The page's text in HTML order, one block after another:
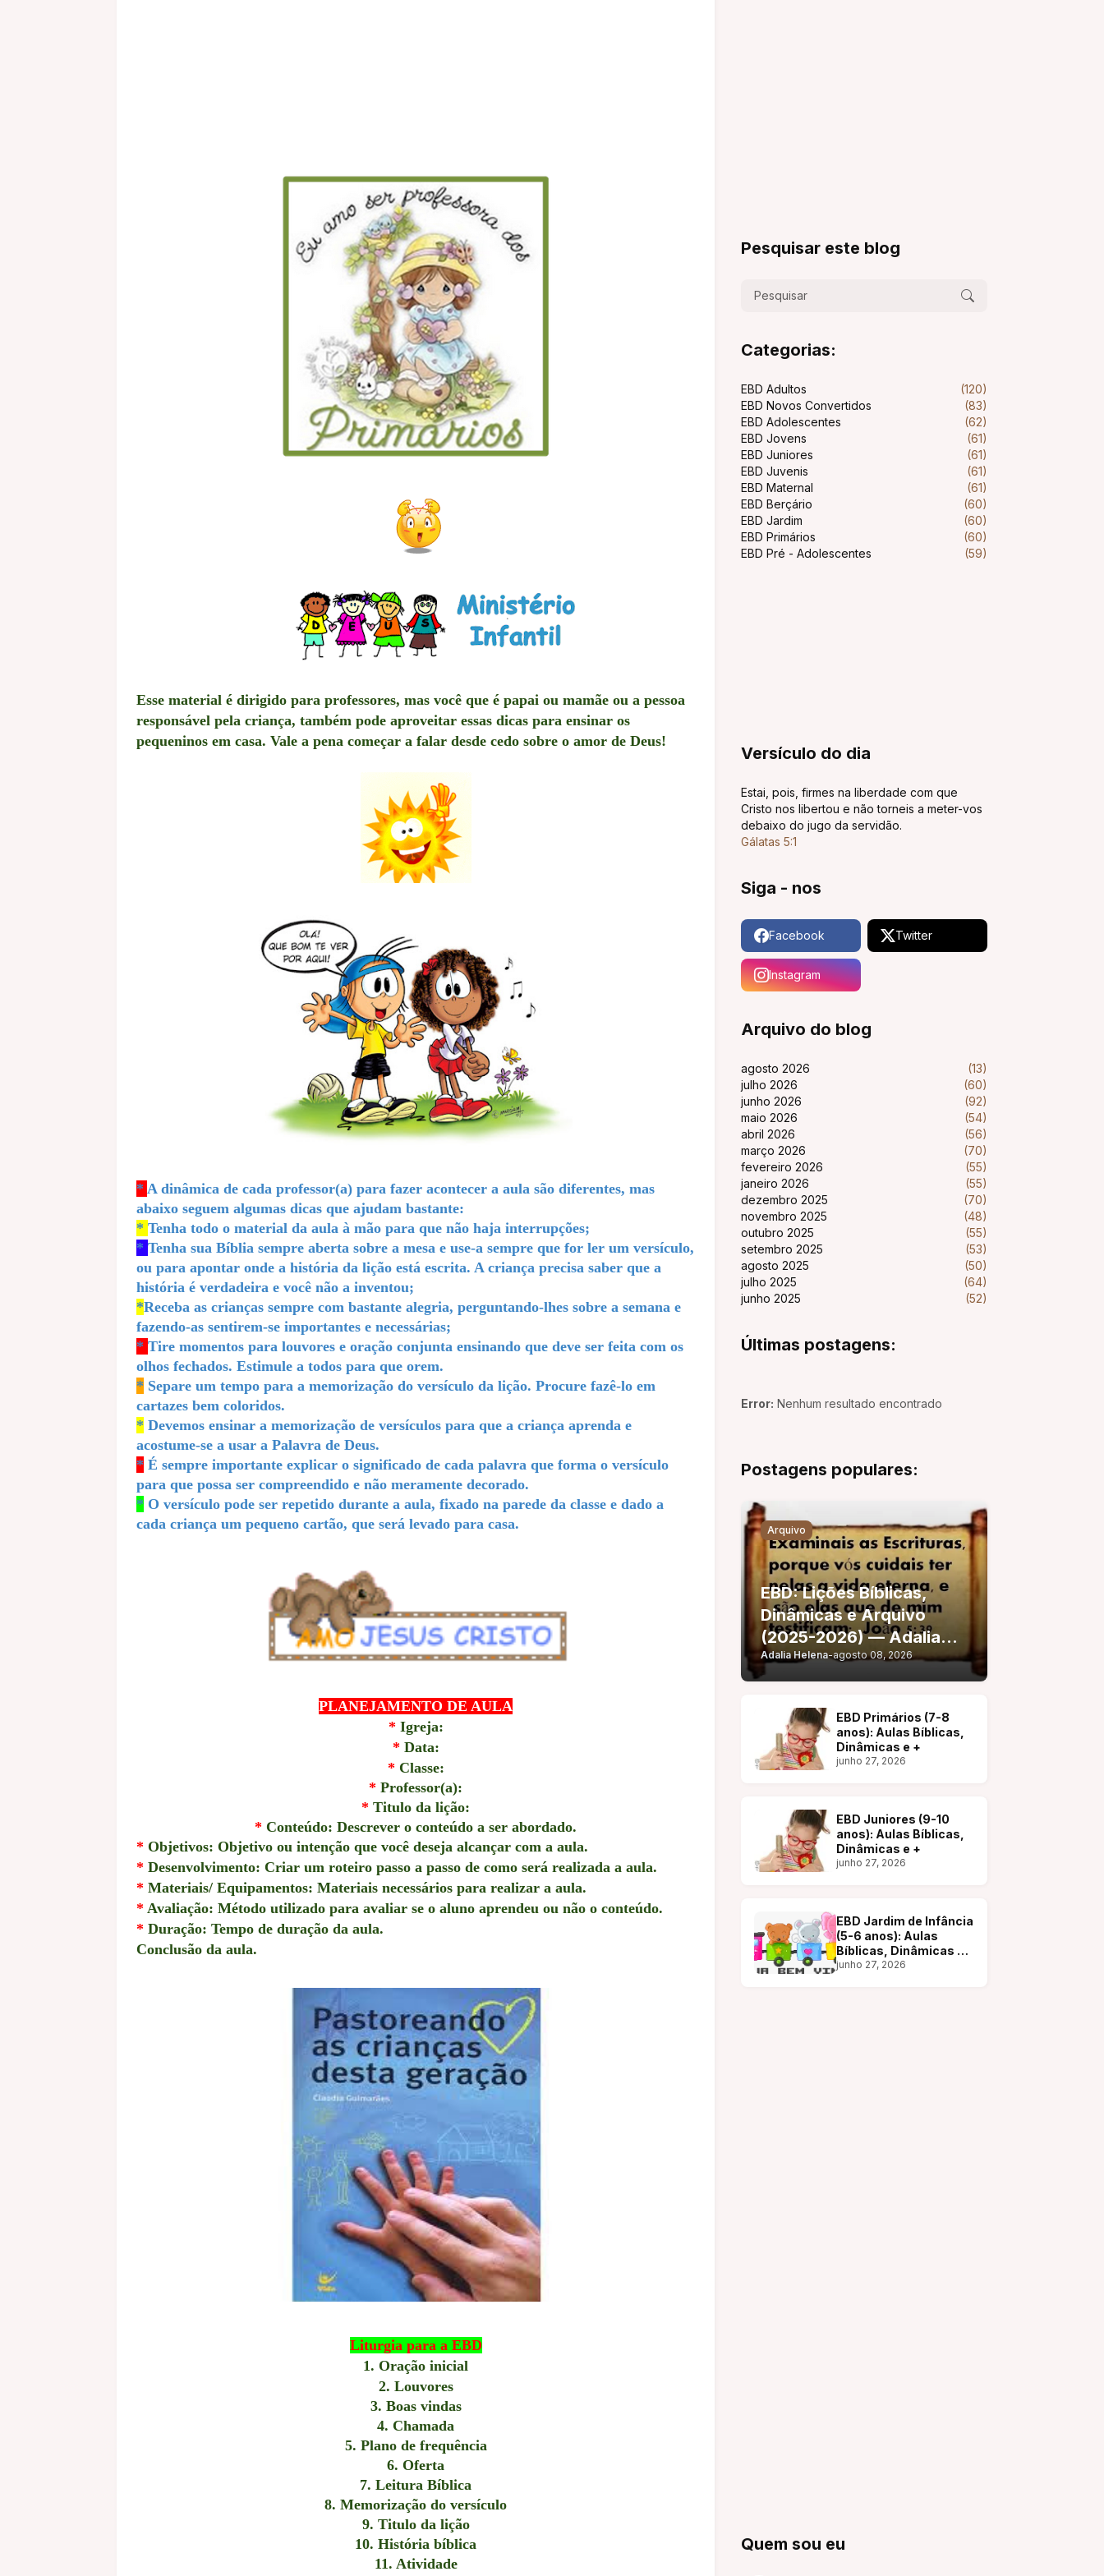
Esse material é dirigido para professores, mas você que é papai ou mamãe ou a pessoa
responsável pela criança, também pode aproveitar essas dicas para ensinar os
pequeninos em casa. Vale a pena começar a falar desde cedo sobre o amor de Deus!
* A dinâmica de cada professor(a) para fazer acontecer a aula são diferentes, mas
abaixo seguem algumas dicas que ajudam bastante:
* Tenha todo o material da aula à mão para que não haja interrupções;
* Tenha sua Bíblia sempre aberta sobre a mesa e use-a sempre que for ler um versículo,
ou para apontar onde a história da lição está escrita. A criança precisa saber que a
história é verdadeira e você não a inventou;
*Receba as crianças sempre com bastante alegria, perguntando-lhes sobre a semana e
fazendo-as sentirem-se importantes e necessárias;
* Tire momentos para louvores e oração conjunta ensinando que deve ser feita com os
olhos fechados. Estimule a todos para que orem.
* Separe um tempo para a memorização do versículo da lição. Procure fazê-lo em
cartazes bem coloridos.
* Devemos ensinar a memorização de versículos para que a criança aprenda e
acostume-se a usar a Palavra de Deus.
* É sempre importante explicar o significado de cada palavra que forma o versículo
para que possa ser compreendido e não meramente decorado.
* O versículo pode ser repetido durante a aula, fixado na parede da classe e dado a
cada criança um pequeno cartão, que será levado para casa.
PLANEJAMENTO DE AULA
* Igreja:
* Data:
* Classe:
* Professor(a):
* Titulo da lição:
* Conteúdo: Descrever o conteúdo a ser abordado.
* Objetivos: Objetivo ou intenção que você deseja alcançar com a aula.
* Desenvolvimento: Criar um roteiro passo a passo de como será realizada a aula.
* Materiais/ Equipamentos: Materiais necessários para realizar a aula.
* Avaliação: Método utilizado para avaliar se o aluno aprendeu ou não o conteúdo.
* Duração: Tempo de duração da aula.
Conclusão da aula.
Liturgia para a EBD
1. Oração inicial
2. Louvores
3. Boas vindas
4. Chamada
5. Plano de frequência
6. Oferta
7. Leitura Bíblica
8. Memorização do versículo
9. Titulo da lição
10. História bíblica
11. Atividade
Pesquisar este blog
Categorias:
EBD Adultos
(120)
EBD Novos Convertidos
(83)
EBD Adolescentes
(62)
EBD Jovens
(61)
EBD Juniores
(61)
EBD Juvenis
(61)
EBD Maternal
(61)
EBD Berçário
(60)
EBD Jardim
(60)
EBD Primários
(60)
EBD Pré - Adolescentes
(59)
Versículo do dia
Estai, pois, firmes na liberdade com que
Cristo nos libertou e não torneis a meter-vos
debaixo do jugo da servidão.
Gálatas 5:1
Siga - nos
Facebook Twitter
Instagram
Arquivo do blog
agosto 2026
(13)
julho 2026
(60)
junho 2026
(92)
maio 2026
(54)
abril 2026
(56)
março 2026
(70)
fevereiro 2026
(55)
janeiro 2026
(55)
dezembro 2025
(70)
novembro 2025
(48)
outubro 2025
(55)
setembro 2025
(53)
agosto 2025
(50)
julho 2025
(64)
junho 2025
(52)
Últimas postagens:
Error: Nenhum resultado encontrado
Postagens populares:
Arquivo
EBD: Lições Bíblicas,
Dinâmicas e Arquivo
(2025-2026) — Adalia
Helena
Adalia Helena-agosto 08, 2026
EBD Primários (7-8
anos): Aulas Bíblicas,
Dinâmicas e +
junho 27, 2026
EBD Juniores (9-10
anos): Aulas Bíblicas,
Dinâmicas e +
junho 27, 2026
EBD Jardim de Infância
(5-6 anos): Aulas
Bíblicas, Dinâmicas e
+
junho 27, 2026
Quem sou eu